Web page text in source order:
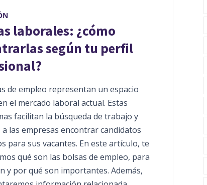
laborales: ¿cómo
según tu perfil
de empleo representan un espacio
el mercado laboral actual. Estas
facilitan la búsqueda de trabajo y
las empresas encontrar candidatos
para sus vacantes. En este artículo, te
qué son las bolsas de empleo, para
y por qué son importantes. Además,